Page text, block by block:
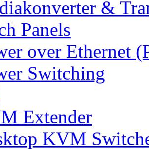
&
Panels
over Ethernet
Switching
Extender
KVM